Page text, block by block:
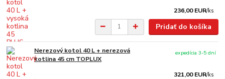
236,00 EUR/ks
Pridať do košíka
Nerezový kotol 40 L + nerezová
kotlina 45 cm TOPLUX
321,00 EUR/ks
expedícia 3-5 dní